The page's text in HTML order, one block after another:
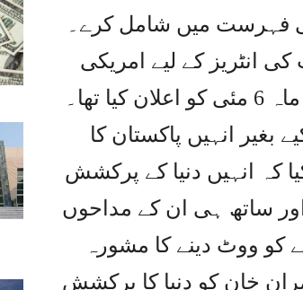
فہرست میں شامل کرے۔
انٹریز کے لیے امریکی
پلاسٹک سرجری کے ادارے ٹاپ بیوٹی ورلڈ نے گزشتہ ماہ 6 مئی کو اعلان کیا تھا۔
بغیر انہیں پاکستان کا
کہ انہیں دنیا کے پرکشش
ساتھ ہی ان کے مداحوں
کو ووٹ دینے کا مشورہ
خان کو دنیا کا پرکشش